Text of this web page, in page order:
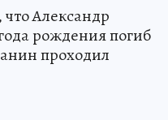
Александр
рождения погиб
проходил